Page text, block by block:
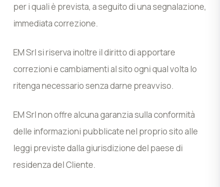
per i quali è prevista, a seguito di una segnalazione,
immediata correzione.
EM Srl si riserva inoltre il diritto di apportare
correzioni e cambiamenti al sito ogni qual volta lo
ritenga necessario senza darne preavviso.
EM Srl non offre alcuna garanzia sulla conformità
delle informazioni pubblicate nel proprio sito alle
leggi previste dalla giurisdizione del paese di
residenza del Cliente.